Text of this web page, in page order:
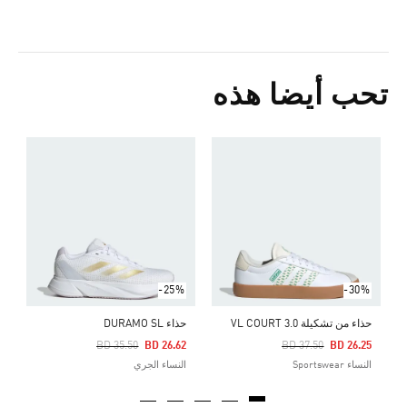
تحب أيضا هذه
-30%
حذاء من تشكيلة VL COURT 3.0
Price Reduced From
BD 37.50
To BD 26.25
النساء Sportswear
-25%
حذاء DURAMO SL
Price Reduced From
BD 35.50
To BD 26.62
النساء الجري